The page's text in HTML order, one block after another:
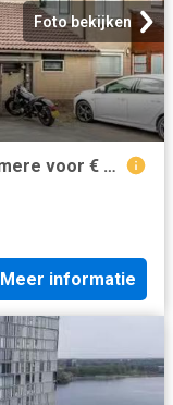
Foto bekijken
Huis te koop personelstraat 4 in Almere voor € 495.000
Meer informatie